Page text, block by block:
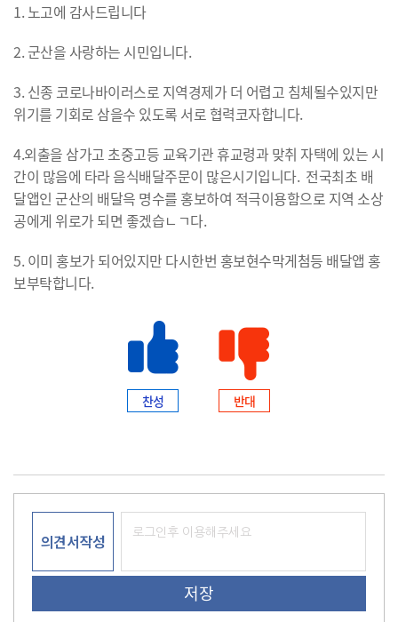
으
로
이
동
1. 노고에 감사드립니다
2. 군산을 사랑하는 시민입니다.
3. 신종 코로나바이러스로 지역경제가 더 어렵고 침체될수있지만
위기를 기회로 삼을수 있도록 서로 협력코자합니다.
4.외출을 삼가고 초중고등 교육기관 휴교령과 맞취 자택에 있는 시
간이 많음에 타라 음식배달주문이 많은시기입니다. 전국최초 배
달앱인 군산의 배달윽 명수를 홍보하여 적극이용함으로 지역 소상
공에게 위로가 되면 좋겠습ㄴㄱ다.
5. 이미 홍보가 되어있지만 다시한번 홍보현수막게첨등 배달앱 홍
보부탁합니다.
찬성 반대
의견서작성